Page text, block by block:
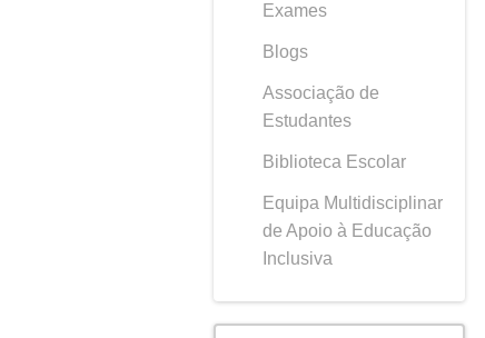
Exames
Blogs
Associação de
Estudantes
Biblioteca Escolar
Equipa Multidisciplinar
de Apoio à Educação
Inclusiva